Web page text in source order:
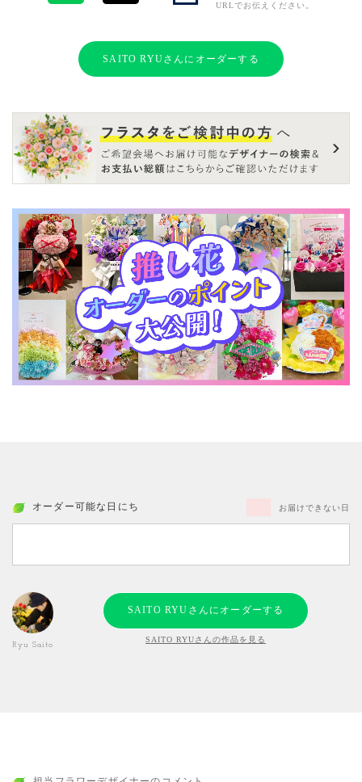
URLでお伝えください。
SAITO RYUさんにオーダーする
オーダー可能な日にち お届けできない日
Ryu Saito
SAITO RYUさんにオーダーする
SAITO RYUさんの作品を見る